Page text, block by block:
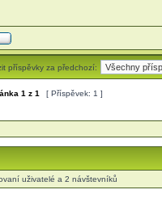
příspěvky za předchozí:
1 z 1 [ Příspěvek: 1 ]
uživatelé a 2 návštevníků